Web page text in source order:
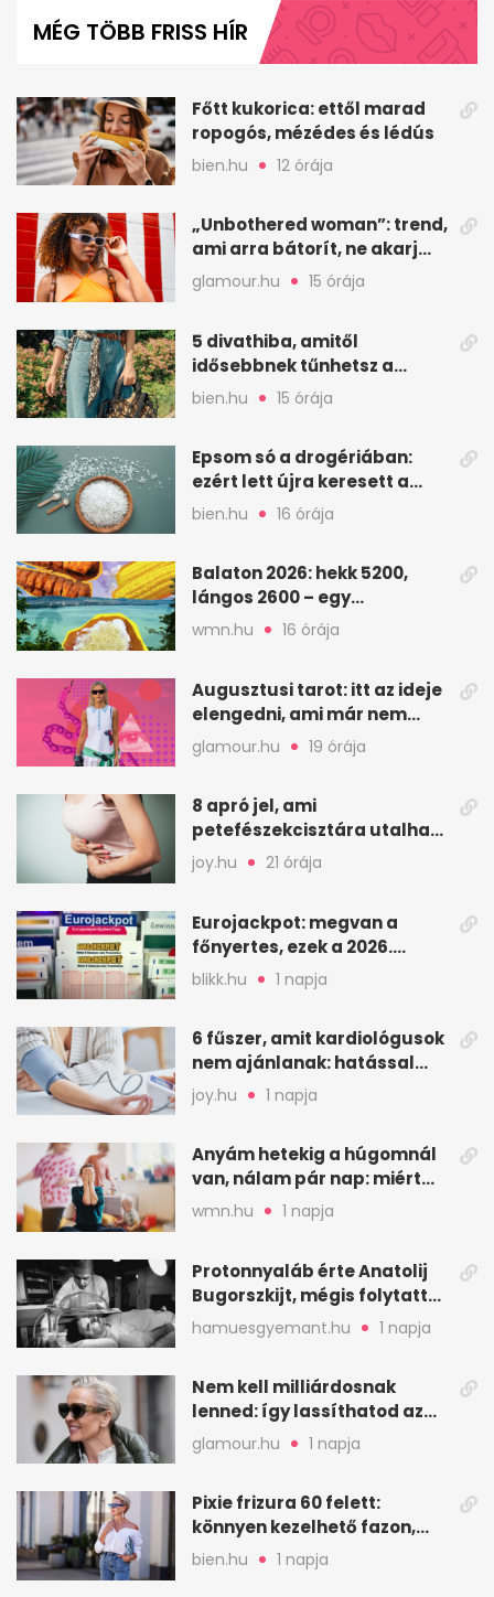
minute,
MÉG TÖBB FRISS HÍR
Főtt kukorica: ettől marad
ropogós, mézédes és lédús
bien.hu 12 órája
„Unbothered woman”: trend,
ami arra bátorít, ne akarj
mindenkinek megfelelni
glamour.hu 15 órája
5 divathiba, amitől
idősebbnek tűnhetsz a
korodnál – és hogyan kerüld
bien.hu 15 órája
Epsom só a drogériában:
ezért lett újra keresett a
magnézium-szulfát
bien.hu 16 órája
Balaton 2026: hekk 5200,
lángos 2600 – egy
strandnap gyorsan tízezres
wmn.hu 16 órája
Augusztusi tarot: itt az ideje
elengedni, ami már nem
szolgál téged
glamour.hu 19 órája
8 apró jel, ami
petefészekcisztára utalhat
– mire figyelj
joy.hu 21 órája
Eurojackpot: megvan a
főnyertes, ezek a 2026.
augusztus 7-i számok
blikk.hu 1 napja
6 fűszer, amit kardiológusok
nem ajánlanak: hatással
lehet a vérnyomásra
joy.hu 1 napja
Anyám hetekig a húgomnál
van, nálam pár nap: miért
fáj ennyire?
wmn.hu 1 napja
Protonnyaláb érte Anatolij
Bugorszkijt, mégis folytatta
a munkát
hamuesgyemant.hu 1 napja
Nem kell milliárdosnak
lenned: így lassíthatod az
öregedést a biológus szerint
glamour.hu 1 napja
Pixie frizura 60 felett:
könnyen kezelhető fazon,
ami karaktert ad
bien.hu 1 napja